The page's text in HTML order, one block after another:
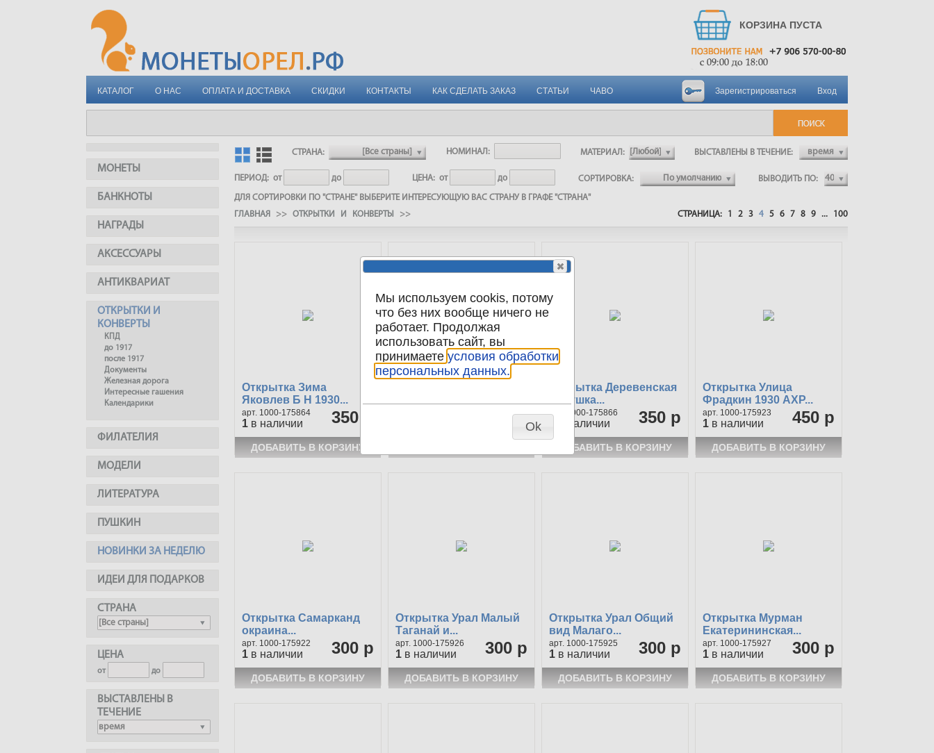
КОРЗИНА ПУСТА
КАТАЛОГ О НАС ОПЛАТА И ДОСТАВКА СКИДКИ КОНТАКТЫ КАК СДЕЛАТЬ ЗАКАЗ СТАТЬИ ЧАВО Вход
Зарегистрироваться
МОНЕТЫ
БАНКНОТЫ
НАГРАДЫ
АКСЕССУАРЫ
АНТИКВАРИАТ
ОТКРЫТКИ И
КОНВЕРТЫ
КПД
до 1917
после 1917
Документы
Железная дорога
Интересные гашения
Календарики
ФИЛАТЕЛИЯ
МОДЕЛИ
ЛИТЕРАТУРА
ПУШКИН
НОВИНКИ ЗА НЕДЕЛЮ
ИДЕИ ДЛЯ ПОДАРКОВ
СТРАНА
ЦЕНА
от до
ВЫСТАВЛЕНЫ В
ТЕЧЕНИЕ
СТРАНА: НОМИНАЛ: МАТЕРИАЛ: ВЫСТАВЛЕНЫ В ТЕЧЕНИЕ:
ПЕРИОД: от до ЦЕНА: от до СОРТИРОВКА: ВЫВОДИТЬ ПО:
ДЛЯ СОРТИРОВКИ ПО "СТРАНЕ" ВЫБЕРИТЕ ИНТЕРЕСУЮЩУЮ ВАС СТРАНУ В ГРАФЕ "СТРАНА"
ГЛАВНАЯ
>> ОТКРЫТКИ И КОНВЕРТЫ >> СТРАНИЦА: 1 2 3 4 5 6 7 8 9 ... 100
Открытка Зима
Яковлев Б Н 1930...
350 р
1000-175864
1 в наличии 300 р
Открытка Деревенская
девушка...
350 р
1000-175866
в наличии
Открытка Улица
Фрадкин 1930 АХР...
450 р
1000-175923
1 в наличии
Открытка Самарканд
окраина...
300 р
1000-175922
1 в наличии
Открытка Урал Малый
Таганай и...
300 р
1000-175926
1 в наличии
Открытка Урал Общий
вид Малаго...
300 р
1000-175925
1 в наличии
Открытка Мурман
Екатерининская...
300 р
1000-175927
1 в наличии
Мы используем cookis, потому
что без них вообще ничего не
работает. Продолжая
использовать сайт, вы
принимаете условия обработки
персональных данных.
Ok